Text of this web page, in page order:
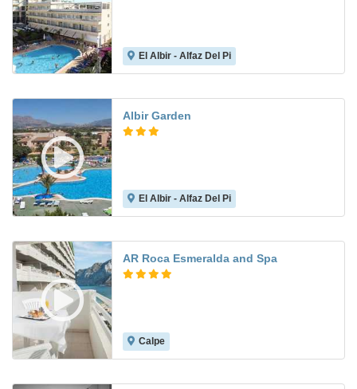
El Albir - Alfaz Del Pi
Albir Garden
El Albir - Alfaz Del Pi
AR Roca Esmeralda and Spa
Calpe